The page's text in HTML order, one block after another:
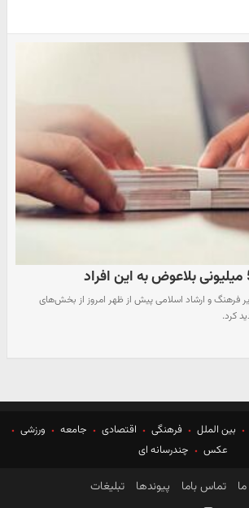
فرهنگ و ارشاد اسلامی پیش از ظهر امروز‌ از بخش‌های
کرد.
بین الملل فرهنگی اقتصادی جامعه
ورزشی
عکس
چندرسانه ای
تماس باما پیوندها تبلیغات